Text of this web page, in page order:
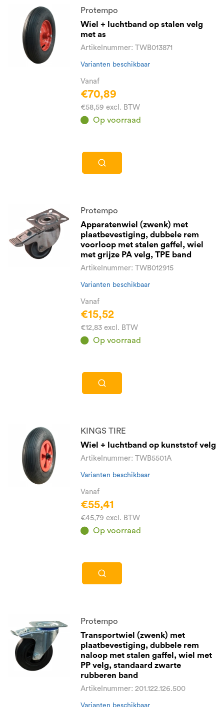
Protempo
Wiel + luchtband op stalen velg
met as
Artikelnummer: TWB013871
Varianten beschikbaar
Vanaf
€70,89
€58,59 excl. BTW
Op voorraad
Protempo
Apparatenwiel (zwenk) met
plaatbevestiging, dubbele rem
voorloop met stalen gaffel, wiel
met grijze PA velg, TPE band
Artikelnummer: TWB012915
Varianten beschikbaar
Vanaf
€15,52
€12,83 excl. BTW
Op voorraad
KINGS TIRE
Wiel + luchtband op kunststof velg
Artikelnummer: TWB5501A
Varianten beschikbaar
Vanaf
€55,41
€45,79 excl. BTW
Op voorraad
Protempo
Transportwiel (zwenk) met
plaatbevestiging, dubbele rem
naloop met stalen gaffel, wiel met
PP velg, standaard zwarte
rubberen band
Artikelnummer: 201.122.126.500
Varianten beschikbaar